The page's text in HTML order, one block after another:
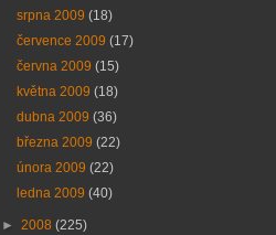
srpna 2009(18)
července 2009(17)
června 2009(15)
května 2009(18)
dubna 2009(36)
března 2009(22)
února 2009(22)
ledna 2009(40)
► 2008 (225)